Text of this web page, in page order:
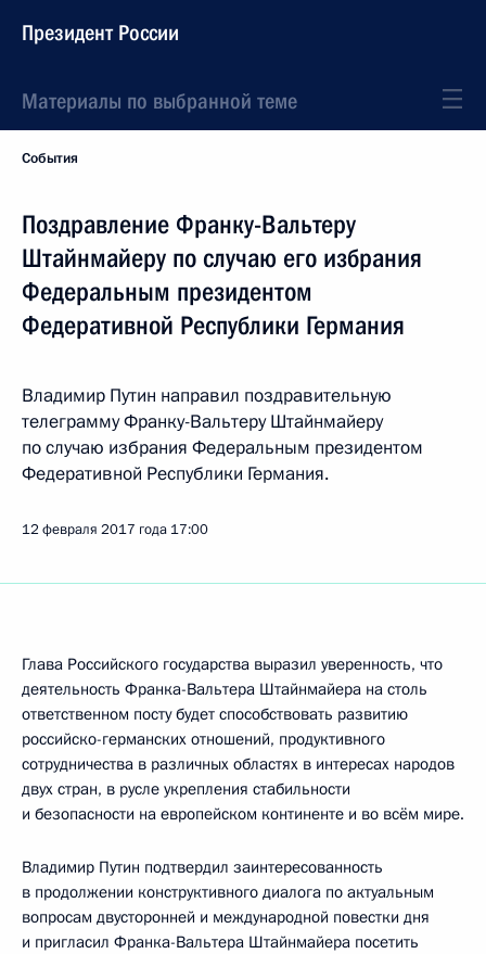
Президент России
Материалы по выбранной теме
События
Поздравление Франку-Вальтеру
Штайнмайеру по случаю его избрания
Федеральным президентом
Федеративной Республики Германия
Владимир Путин направил поздравительную
телеграмму Франку-Вальтеру Штайнмайеру
по случаю избрания Федеральным президентом
Федеративной Республики Германия.
12 февраля 2017 года 17:00
Глава Российского государства выразил уверенность, что
деятельность Франка-Вальтера Штайнмайера на столь
ответственном посту будет способствовать развитию
российско-германских отношений, продуктивного
сотрудничества в различных областях в интересах народов
двух стран, в русле укрепления стабильности
и безопасности на европейском континенте и во всём мире.
Владимир Путин подтвердил заинтересованность
в продолжении конструктивного диалога по актуальным
вопросам двусторонней и международной повестки дня
и пригласил Франка-Вальтера Штайнмайера посетить